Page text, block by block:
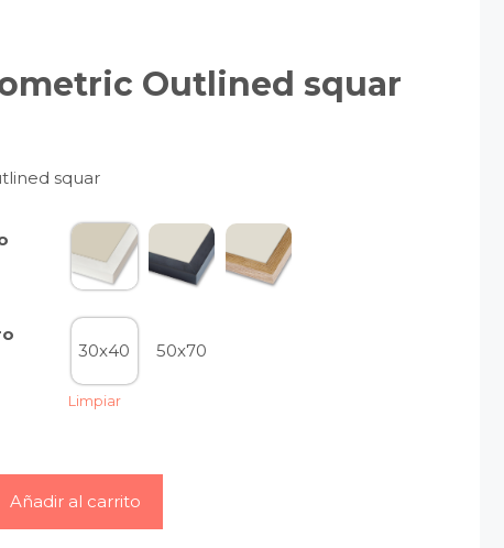
Outlined squar
squar
30x40 50x70
Limpiar
Añadir al carrito